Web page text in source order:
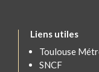
Liens utiles
Toulouse
SNCF